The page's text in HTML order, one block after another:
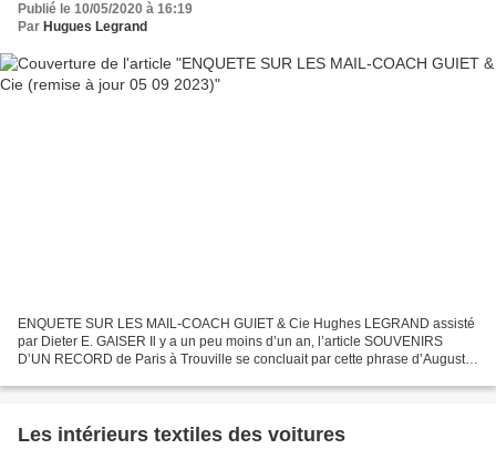
Publié le 10/05/2020 à 16:19
Par Hugues Legrand
ENQUETE SUR LES MAIL-COACH GUIET & Cie Hughes LEGRAND assisté
par Dieter E. GAISER Il y a un peu moins d’un an, l’article SOUVENIRS
D’UN RECORD de Paris à Trouville se concluait par cette phrase d’Auguste
Les intérieurs textiles des voitures